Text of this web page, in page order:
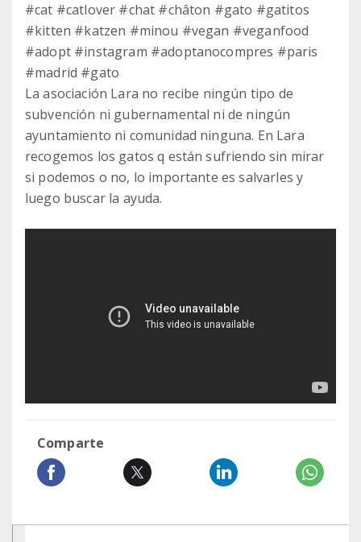
#cat #catlover #chat #châton #gato #gatitos
#kitten #katzen #minou #vegan #veganfood
#adopt #instagram #adoptanocompres #paris
#madrid #gato
La asociación Lara no recibe ningún tipo de
subvención ni gubernamental ni de ningún
ayuntamiento ni comunidad ninguna. En Lara
recogemos los gatos q están sufriendo sin mirar
si podemos o no, lo importante es salvarles y
luego buscar la ayuda.
Comparte